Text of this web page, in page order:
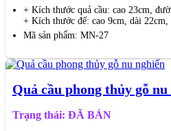
+ Kích thước quả cầu: cao 23cm,
+ Kích thước đế: cao 9cm, dài 22cm,
Mã sản phẩm: MN-27
Quả cầu phong thủy gỗ
Trạng thái: ĐÃ BÁN